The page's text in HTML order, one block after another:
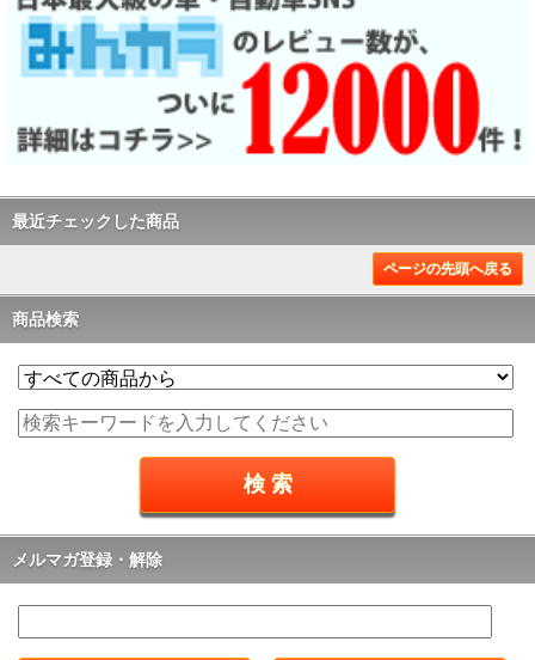
最近チェックした商品
ページの先頭へ戻る
商品検索
メルマガ登録・解除